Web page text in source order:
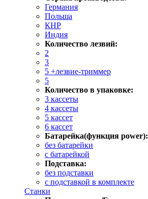
Германия
Польша
КНР
Индия
Количество лезвий:
2
3
5 +лезвие-триммер
5
Количество в упаковке:
3 кассеты
4 кассеты
5 кассет
6 кассет
Батарейка(функция power):
без батарейки
с батарейкой
Подставка:
без подставки
с подставкой в комплекте
Станки